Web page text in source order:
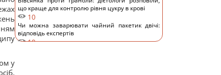
у
що краще для контролю рівня цукру в крові
10
Чи можна заварювати чайний пакетик двічі:
відповідь експертів
10